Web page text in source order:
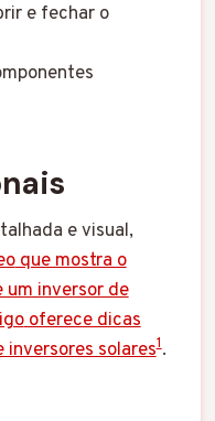
e fechar o
e visual,
que mostra o
um inversor de
oferece dicas
inversores solares1.